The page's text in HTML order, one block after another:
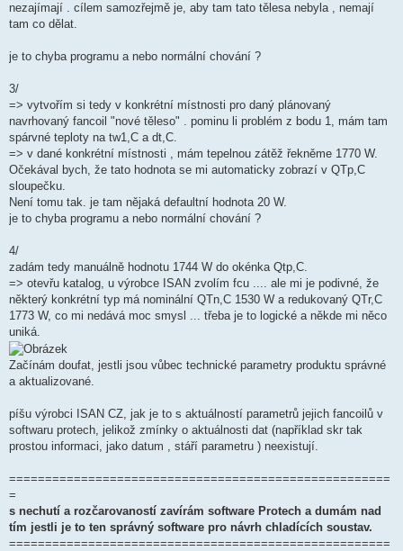
nezajímají . cílem samozřejmě je, aby tam tato tělesa nebyla , nemají
tam co dělat.
je to chyba programu a nebo normální chování ?
3/
=> vytvořím si tedy v konkrétní místnosti pro daný plánovaný
navrhovaný fancoil "nové těleso" . pominu li problém z bodu 1, mám tam
spárvné teploty na tw1,C a dt,C.
=> v dané konkrétní místnosti , mám tepelnou zátěž řekněme 1770 W.
Očekával bych, že tato hodnota se mi automaticky zobrazí v QTp,C
sloupečku.
Není tomu tak. je tam nějaká defaultní hodnota 20 W.
je to chyba programu a nebo normální chování ?
4/
zadám tedy manuálně hodnotu 1744 W do okénka Qtp,C.
=> otevřu katalog, u výrobce ISAN zvolím fcu .... ale mi je podivné, že
některý konkrétní typ má nominální QTn,C 1530 W a redukovaný QTr,C
1773 W, co mi nedává moc smysl ... třeba je to logické a někde mi něco
uniká.
Začínám doufat, jestli jsou vůbec technické parametry produktu správné
a aktualizované.
píšu výrobci ISAN CZ, jak je to s aktuálností parametrů jejich fancoilů v
softwaru protech, jelikož zmínky o aktuálnosti dat (například skr tak
prostou informaci, jako datum , stáří parametru ) neexistují.
=====================================================
=
s nechutí a rozčarovaností zavírám software Protech a dumám nad
tím jestli je to ten správný software pro návrh chladících soustav.
=====================================================